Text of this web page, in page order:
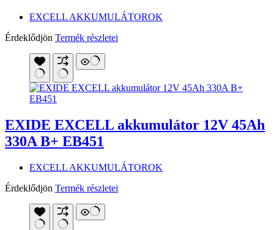
EXCELL AKKUMULÁTOROK
Érdeklődjön Termék részletei
EXIDE EXCELL akkumulátor 12V 45Ah
330A B+ EB451
EXCELL AKKUMULÁTOROK
Érdeklődjön Termék részletei